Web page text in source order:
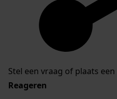
Stel een vraag of plaats
Reageren